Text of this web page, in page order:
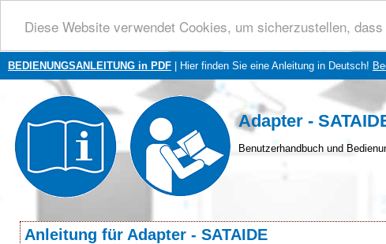
Diese Website verwendet Cookies, um sicherzustellen,
BEDIENUNGSANLEITUNG in PDF | Hier finden Sie eine Anleitung in Deutsch!
Adapter -
Benutzerhandbuch und
Anleitung für Adapter - SATAIDE